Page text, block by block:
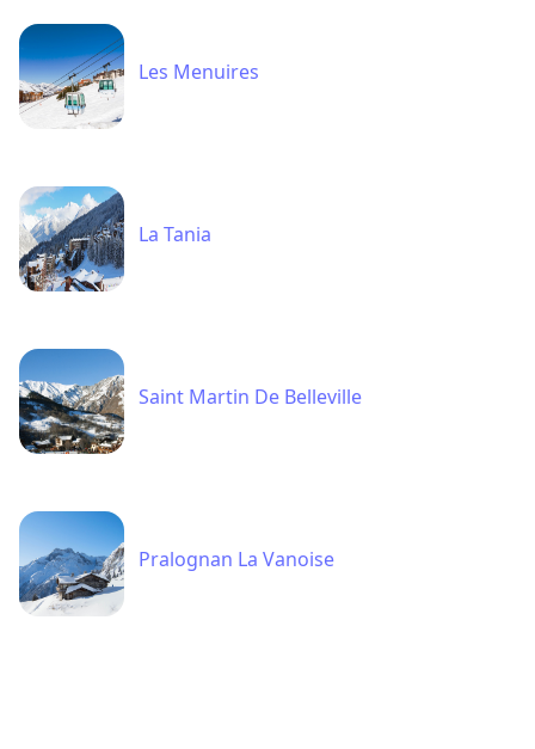
Les Menuires
La Tania
Saint Martin De Belleville
Pralognan La Vanoise